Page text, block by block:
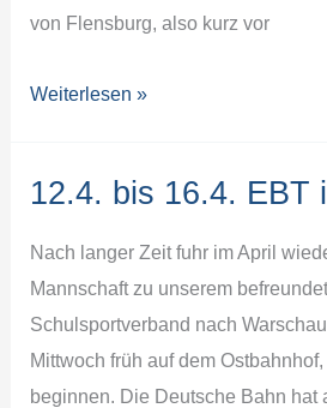
von Flensburg, also kurz vor
16.06.
Beach
Weiterlesen »
12.4. bis 16.4. EBT
Nach langer Zeit fuhr im April
Mannschaft zu unserem
Schulsportverband nach
Mittwoch früh auf dem
beginnen. Die Deutsche Bahn hat